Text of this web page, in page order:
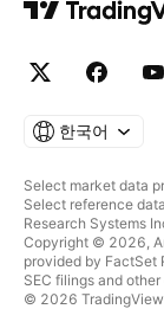
한국어
Select market data
Select reference
Research Systems
Copyright © 2026,
provided by FactSet
SEC filings and
© 2026